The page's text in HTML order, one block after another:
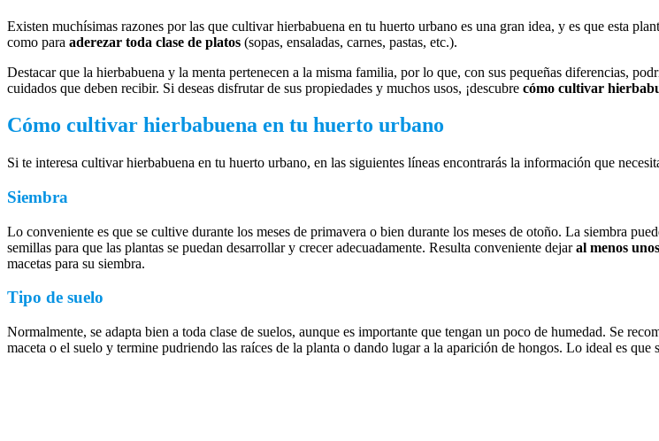
Existen muchísimas razones por las que cultivar hierbabuena en tu huerto urbano es una gran idea, y es que esta
como para aderezar toda clase de platos (sopas, ensaladas, carnes, pastas, etc.).
Destacar que la hierbabuena y la menta pertenecen a la misma familia, por lo que, con sus pequeñas diferencias,
cuidados que deben recibir. Si deseas disfrutar de sus propiedades y muchos usos, ¡descubre cómo cultivar
Cómo cultivar hierbabuena en tu huerto urbano
Si te interesa cultivar hierbabuena en tu huerto urbano, en las siguientes líneas encontrarás la información que
Siembra
Lo conveniente es que se cultive durante los meses de primavera o bien durante los meses de otoño. La siembra
semillas para que las plantas se puedan desarrollar y crecer adecuadamente. Resulta conveniente dejaral menos
macetas para su siembra.
Tipo de suelo
Normalmente, se adapta bien a toda clase de suelos, aunque es importante que tengan un poco de humedad. Se
maceta o el suelo y termine pudriendo las raíces de la planta o dando lugar a la aparición de hongos. Lo ideal es que